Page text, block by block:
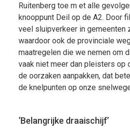
Ruitenberg toe m et alle
knooppunt Deil op de A2. Door
veel sluipverkeer in gemeenten
waardoor ook de provinciale
maatregelen die we nemen om
vaak niet meer dan pleisters op
de oorzaken aanpakken, dat
de knelpunten op onze
‘Belangrijke draaischijf’